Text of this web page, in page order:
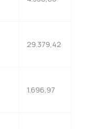
29.379,42
1.696,97